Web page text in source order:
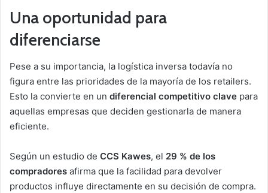
Una oportunidad para
diferenciarse
Pese a su importancia, la logística inversa todavía no
figura entre las prioridades de la mayoría de los retailers.
Esto la convierte en un diferencial competitivo clave para
aquellas empresas que deciden gestionarla de manera
eficiente.
Según un estudio de CCS Kawes, el 29 % de los
compradores afirma que la facilidad para devolver
productos influye directamente en su decisión de compra.